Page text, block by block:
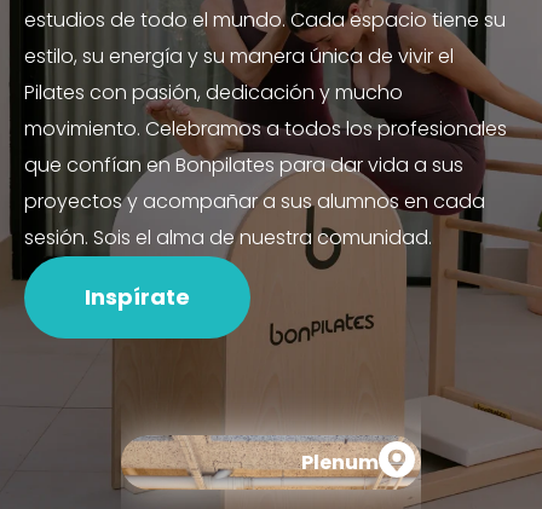
estudios de todo el mundo. Cada espacio tiene su
estilo, su energía y su manera única de vivir el
Pilates con pasión, dedicación y mucho
movimiento. Celebramos a todos los profesionales
que confían en Bonpilates para dar vida a sus
proyectos y acompañar a sus alumnos en cada
sesión. Sois el alma de nuestra comunidad.
Inspírate
Plenum